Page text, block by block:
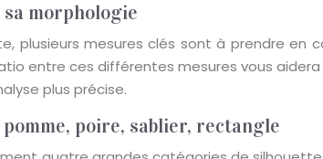
morphologie
plusieurs mesures clés sont à prendre
entre ces différentes mesures vous
plus précise.
poire, sablier, rectangle